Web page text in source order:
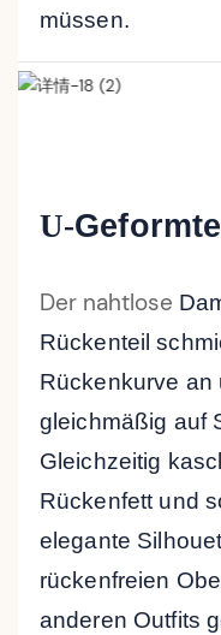
müssen.
U-
Der nahtlose
Rückenteil
Rückenkurve an
gleichmäßig auf
Gleichzeitig
Rückenfett und
elegante
rückenfreien
anderen Outfits